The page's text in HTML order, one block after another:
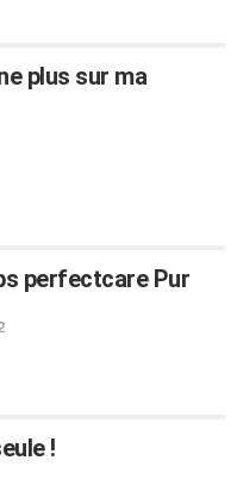
plus sur ma
perfectcare Pur
!